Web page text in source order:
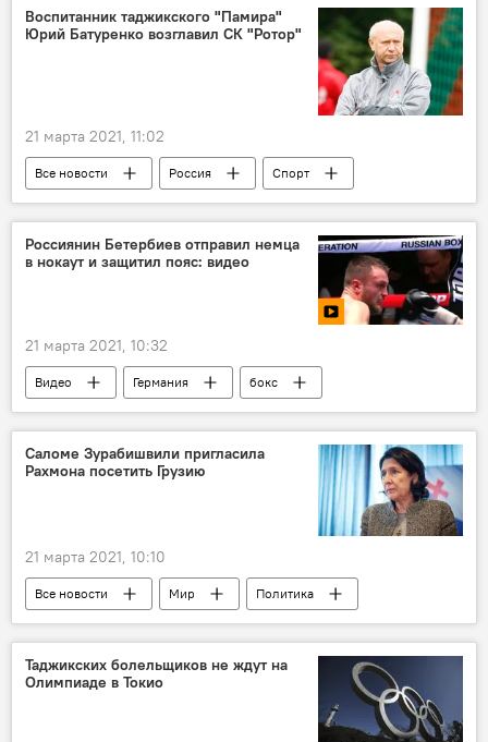
Центральная Азия
Россия
Воспитанник таджикского "Памира"
Юрий Батуренко возглавил СК "Ротор"
21 марта 2021, 11:02
Все новости Россия
Спорт
Таджикистан
Россиянин Бетербиев отправил немца
в нокаут и защитил пояс: видео
21 марта 2021, 10:32
Видео Германия
бокс
Россия
Спорт
Саломе Зурабишвили пригласила
Рахмона посетить Грузию
21 марта 2021, 10:10
Все новости Мир
Политика
Грузия
Эмомали Рахмон
Таджикских болельщиков не ждут на
Олимпиаде в Токио